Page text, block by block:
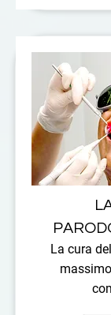
La cura